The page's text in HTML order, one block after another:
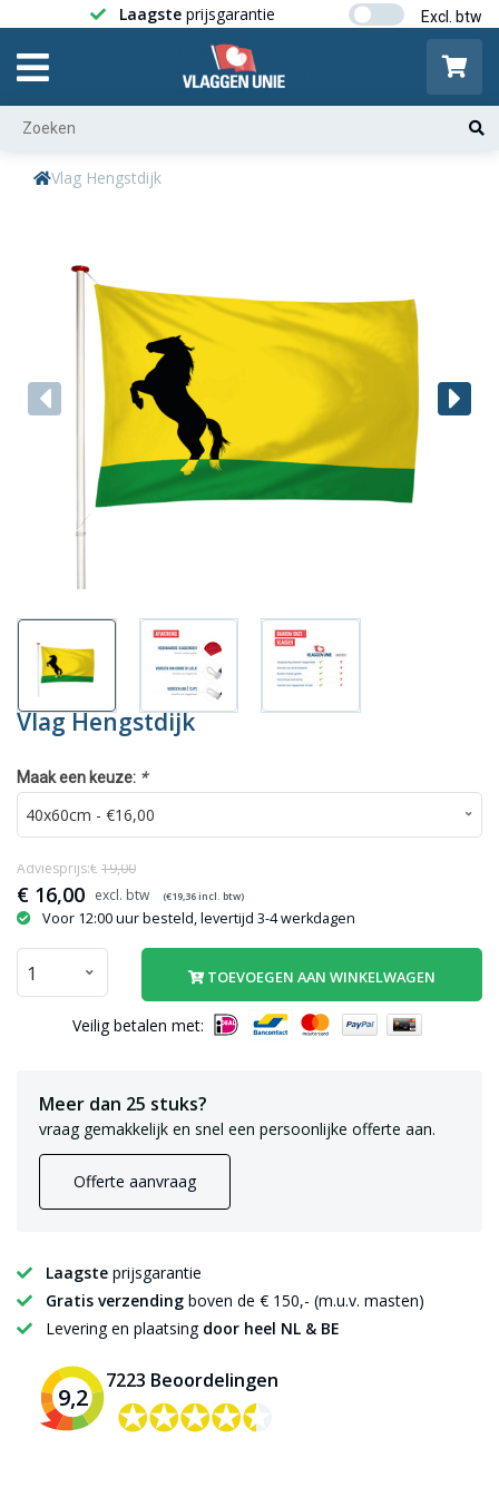
Laagste prijsgarantie Gratis
Vlag Hengstdijk
Vlag Hengstdijk
Maak een keuze: *
€ 16,00 (€19,36incl. btw)
Adviesprijs:€ 19,00
Voor 12:00 uur besteld, levertijd 3-4 werkdagen
TOEVOEGEN AAN WINKELWAGEN
Veilig betalen met:
Meer dan 25 stuks?
vraag gemakkelijk en snel een persoonlijke offerte aan.
Offerte aanvraag
Laagste prijsgarantie
Gratis verzending boven de € 150,- (m.u.v. masten)
Levering en plaatsing door heel NL & BE
9,2
7223 Beoordelingen
✪✪✪✪✪
✪✪✪✪✪